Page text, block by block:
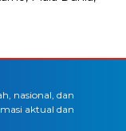
nasional, dan
aktual dan